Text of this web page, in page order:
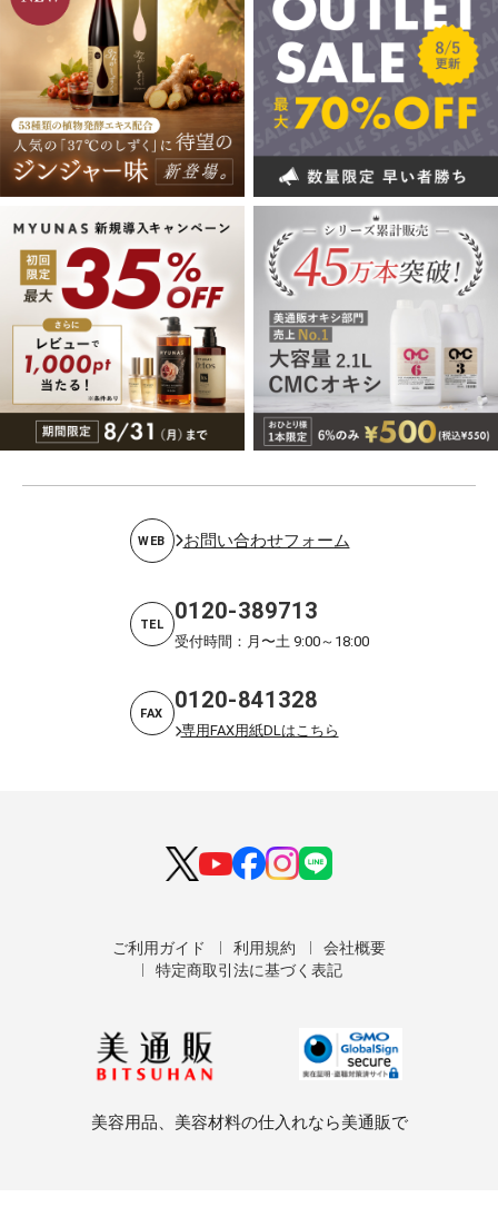
WEB お問い合わせフォーム
TEL 0120-389713
受付時間：月〜土 9:00～18:00
FAX 0120-841328
専用FAX用紙DLはこちら
ご利用ガイド 利用規約
会社概要
特定商取引法に基づく表記
美容用品、美容材料の仕入れなら美通販で